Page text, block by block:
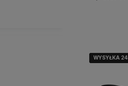
WYSYŁKA
WYSYŁKA
WYSYŁKA